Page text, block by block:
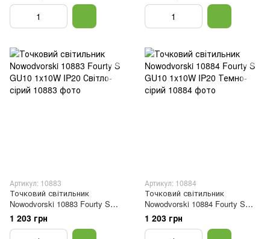
Артикул: 10883
Точковий світильник
Nowodvorski 10883 Fourty S
GU10 1x10W IP20 Світло-сірий
1 203 грн
Артикул: 10884
Точковий світильник
Nowodvorski 10884 Fourty S
GU10 1x10W IP20 Темно-сірий
1 203 грн